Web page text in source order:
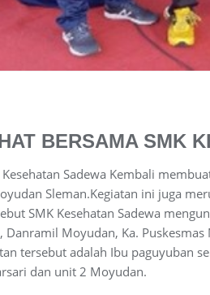
BERSAMA SMK
Sadewa Kembali
Sleman.Kegiatan ini juga
SMK Kesehatan Sadewa
Danramil Moyudan, Ka.
tersebut adalah Ibu paguyuban
dan unit 2 Moyudan.